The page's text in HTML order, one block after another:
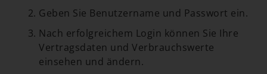
Geben Sie Benutzername und Passwort ein.
Nach erfolgreichem Login können Sie Ihre
Vertragsdaten und Verbrauchswerte
einsehen und ändern.